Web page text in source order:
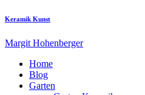
Keramik Kunst
Margit Hohenberger
Home
Blog
Garten